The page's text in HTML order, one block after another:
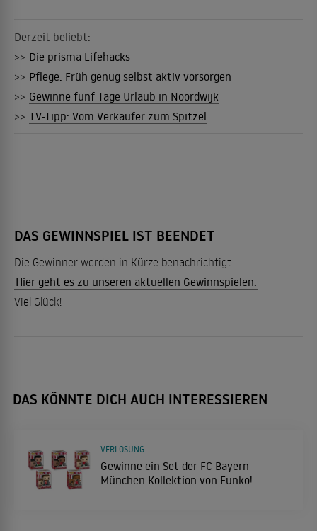
Derzeit beliebt:
>> Die prisma Lifehacks
>> Pflege: Früh genug selbst aktiv vorsorgen
>> Gewinne fünf Tage Urlaub in Noordwijk
>> TV-Tipp: Vom Verkäufer zum Spitzel
DAS GEWINNSPIEL IST BEENDET
Die Gewinner werden in Kürze benachrichtigt.
Hier geht es zu unseren aktuellen Gewinnspielen.
Viel Glück!
DAS KÖNNTE DICH AUCH INTERESSIEREN
Gewinne ein Set der FC Bayern
München Kollektion von Funko!
VERLOSUNG